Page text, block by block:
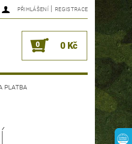
PŘIHLÁŠENÍ | REGISTRACE
0 0 Kč
PLATBA